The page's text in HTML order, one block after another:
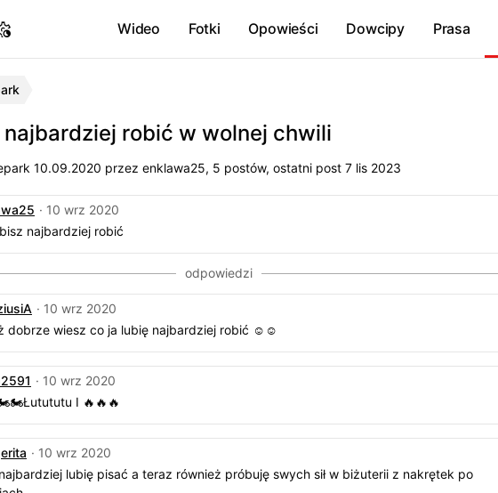
Wideo Fotki Opowieści Dowcipy Prasa
najbardziej robić w wolnej chwili
10.09.2020 przez enklawa25, 5 postów, ostatni post 7 lis 2023
· 10 wrz 2020
najbardziej robić
· 10 wrz 2020
dobrze wiesz co ja lubię najbardziej robić ☺️☺️
· 10 wrz 2020
I 🔥🔥🔥
· 10 wrz 2020
lubię pisać a teraz również próbuję swych sił w biżuterii z nakrętek po